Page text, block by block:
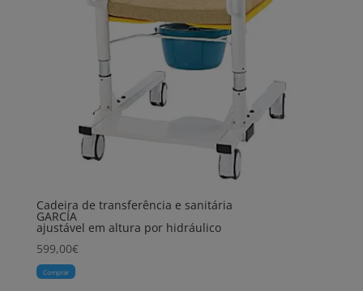
Cadeira de transferência e sanitária
GARCÍA
ajustável em altura por hidráulico
599,00€
Comprar